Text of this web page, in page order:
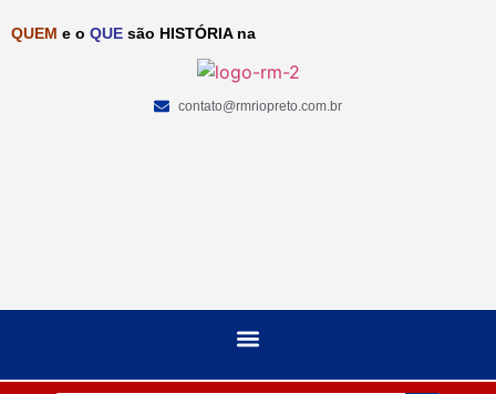
QUEM e o QUE são HISTÓRIA na
contato@rmriopreto.com.br